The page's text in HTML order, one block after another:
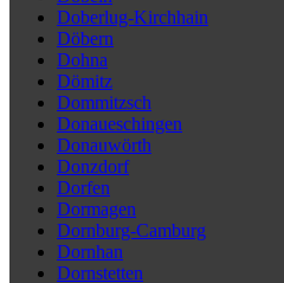
Doberlug-Kirchhain
Döbern
Dohna
Dömitz
Dommitzsch
Donaueschingen
Donauwörth
Donzdorf
Dorfen
Dormagen
Dornburg-Camburg
Dornhan
Dornstetten